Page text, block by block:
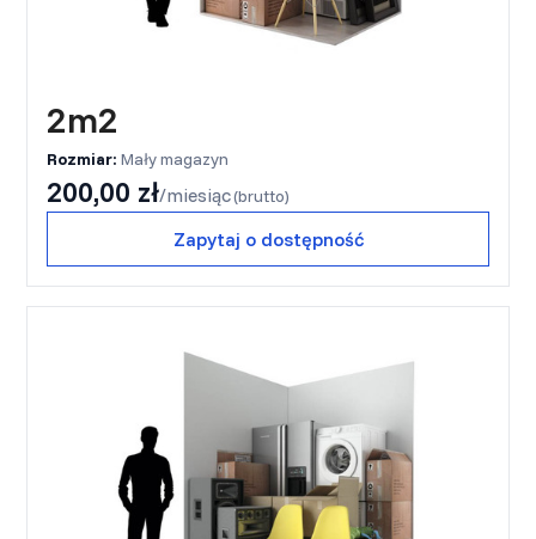
2m2
Rozmiar: Mały magazyn
200,00 zł/miesiąc(brutto)
Zapytaj o dostępność